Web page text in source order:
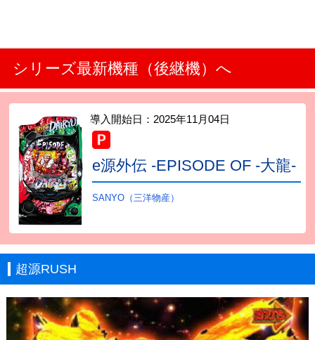
シリーズ最新機種（後継機）へ
導入開始日： 2025年11月04日
e源外伝 -EPISODE OF -大龍-
SANYO（三洋物産）
超源RUSH